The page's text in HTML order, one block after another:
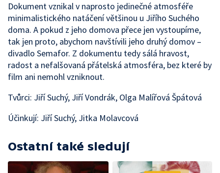
Dokument vznikal v naprosto jedinečné atmosféře
minimalistického natáčení většinou u Jiřího Suchého
doma. A pokud z jeho domova přece jen vystoupíme,
tak jen proto, abychom navštívili jeho druhý domov –
divadlo Semafor. Z dokumentu tedy sálá hravost,
radost a nefalšovaná přátelská atmosféra, bez které by
film ani nemohl vzniknout.
Tvůrci: Jiří Suchý, Jiří Vondrák, Olga Malířová Špátová
Účinkují: Jiří Suchý, Jitka Molavcová
Ostatní také sledují